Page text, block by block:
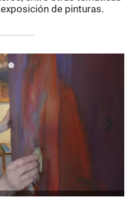
de pinturas.